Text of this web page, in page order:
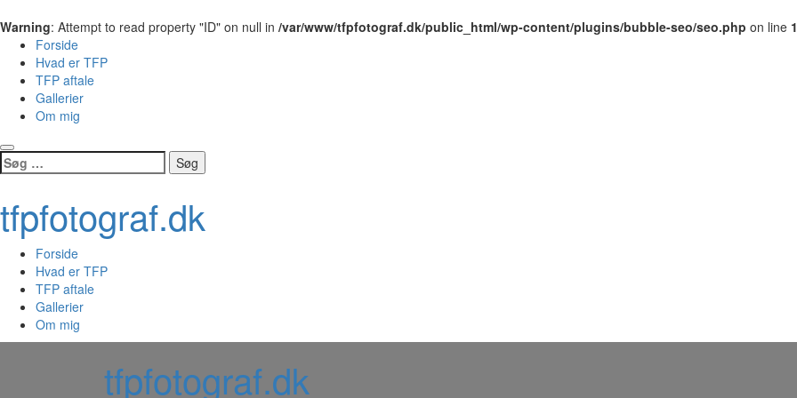
Warning: Attempt to read property "ID" on null in /var/www/tfpfotograf.dk/public_html/wp-content/plugins/bubble-seo/seo.php on line
Forside
Hvad er TFP
TFP aftale
Gallerier
Om mig
Skip
to
Søg
efter:
tfpfotograf.dk
Forside
Hvad er TFP
TFP aftale
Gallerier
Om mig
tfpfotograf.dk